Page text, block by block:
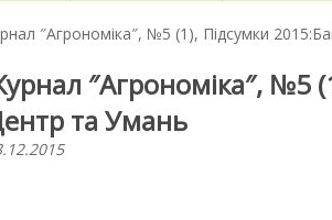
″Агрономіка″, №5 (1), Підсумки
″Агрономіка″, №5
та Умань